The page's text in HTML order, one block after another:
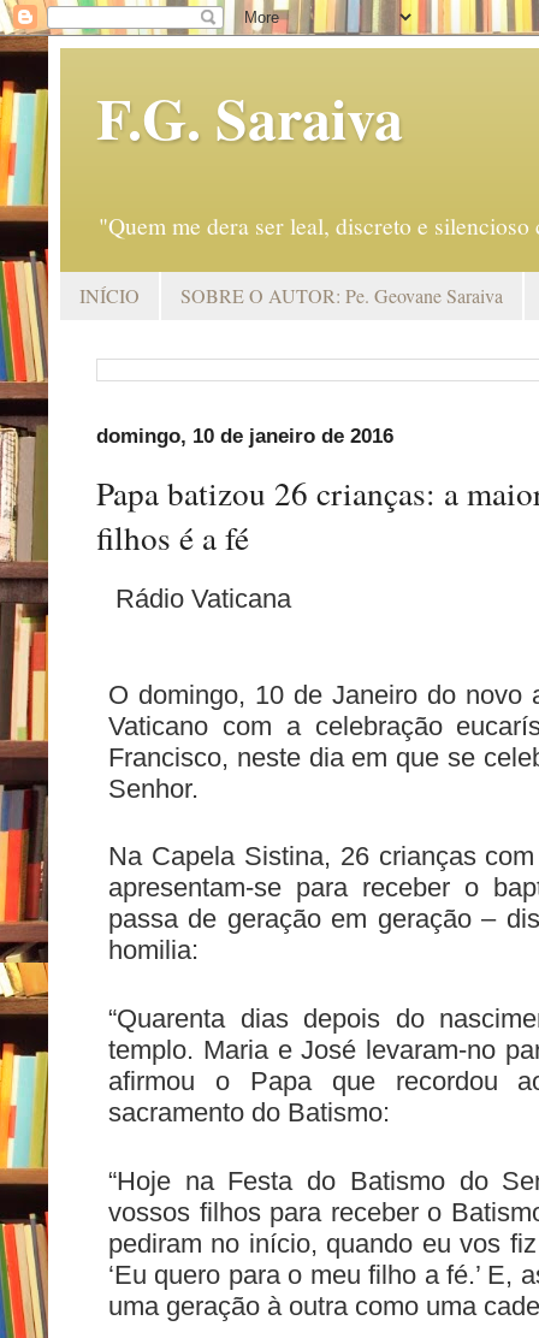
F.G. Saraiva
"Quem me dera ser leal, discreto e
INÍCIO SOBRE O AUTOR: Pe. Geovane Saraiva
domingo, 10 de janeiro de 2016
Papa batizou 26 crianças: a
filhos é a fé
Rádio Vaticana
O domingo, 10 de Janeiro do novo
Vaticano com a celebração
Francisco, neste dia em que se
Senhor.
Na Capela Sistina, 26 crianças
apresentam-se para receber o
passa de geração em geração –
homilia:
“Quarenta dias depois do
templo. Maria e José levaram-no
afirmou o Papa que recordou
sacramento do Batismo:
“Hoje na Festa do Batismo do
vossos filhos para receber o
pediram no início, quando eu vos
‘Eu quero para o meu filho a fé.’ E,
uma geração à outra como uma